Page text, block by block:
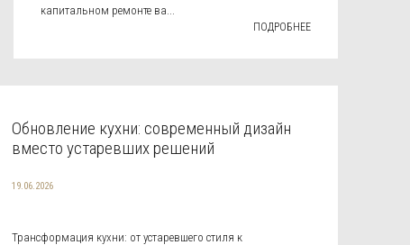
капитальном ремонте ва...
ПОДРОБНЕЕ
Обновление кухни: современный дизайн
вместо устаревших решений
19.06.2026
Трансформация кухни: от устаревшего стиля к